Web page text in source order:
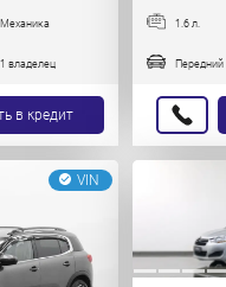
Механика
1 владелец
в кредит
1.6 л.
Передний
VIN